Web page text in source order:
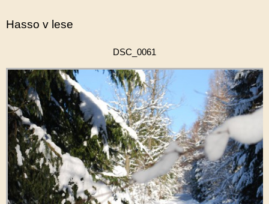
Hasso v lese
DSC_0061